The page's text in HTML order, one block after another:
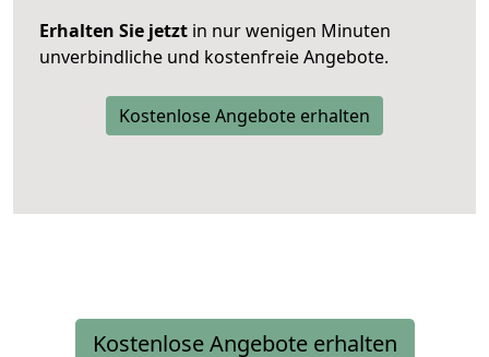
Erhalten Sie jetzt in nur wenigen Minuten
unverbindliche und kostenfreie Angebote.
Kostenlose Angebote erhalten
Kostenlose Angebote erhalten